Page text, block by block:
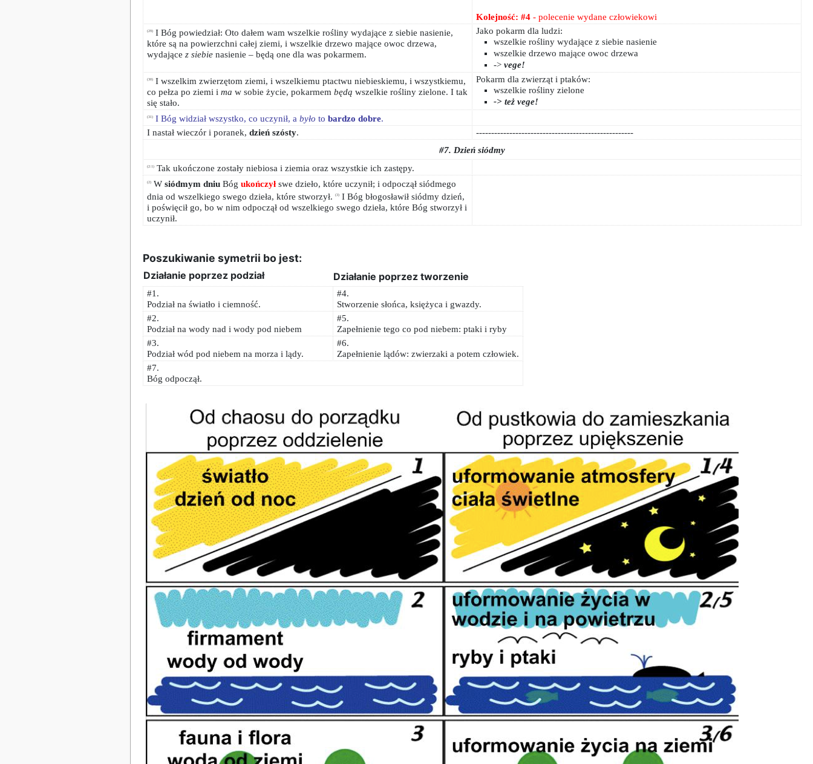
Kolejność: #4- polecenie wydane człowiekowi
(29)I Bóg powiedział: Oto dałem wam wszelkie rośliny wydające z siebie nasienie,
które są na powierzchni całej ziemi, i wszelkie drzewo mające owoc drzewa,
wydające z siebienasienie – będą one dla was pokarmem.
Jako pokarm dla ludzi:
wszelkie rośliny wydające z siebie nasienie
wszelkie drzewo mające owoc drzewa
->vege!
(30)I wszelkim zwierzętom ziemi, i wszelkiemu ptactwu niebieskiemu, i wszystkiemu,
co pełza po ziemi i ma w sobie życie, pokarmem będą wszelkie rośliny zielone. I tak
się stało.
Pokarm dla zwierząt i ptaków:
wszelkie rośliny zielone
-> też vege!
(31) I Bóg widział wszystko, co uczynił, a było to bardzo dobre.
I nastał wieczór i poranek, dzień szósty.
----------------------------------------------------
#7. Dzień siódmy
(2:1)Tak ukończone zostały niebiosa i ziemia oraz wszystkie ich zastępy.
(2)W siódmym dniuBóg ukończyłswe dzieło, które uczynił; i odpoczął siódmego
dnia od wszelkiego swego dzieła, które stworzył.
(3)I Bóg błogosławił siódmy dzień,
i poświęcił go, bo w nim odpoczął od wszelkiego swego dzieła, które Bóg stworzył i
uczynił.
Poszukiwanie symetrii bo jest:
Działanie poprzez podział Działanie poprzez tworzenie
#1.
Podział na światło i ciemność.
#4.
Stworzenie słońca, księżyca i gwazdy.
#2.
Podział na wody nad i wody pod niebem
#5.
Zapełnienie tego co pod niebem: ptaki i ryby
#3.
Podział wód pod niebem na morza i lądy.
#6.
Zapełnienie lądów: zwierzaki a potem człowiek.
#7.
Bóg odpoczął.